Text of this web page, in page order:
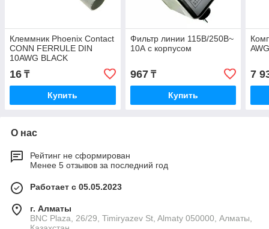
Клеммник Phoenix Contact
CONN FERRULE DIN
10AWG BLACK
16 ₸
Купить
Фильтр линии 115В/250В~
10А с корпусом
967₸
Купить
7
О нас
Рейтинг не сформирован
Менее 5 отзывов за последний год
Работает с 05.05.2023
г. Алматы
BNC Plaza, 26/29, Timiryazev St, Almaty 050000, Алматы,